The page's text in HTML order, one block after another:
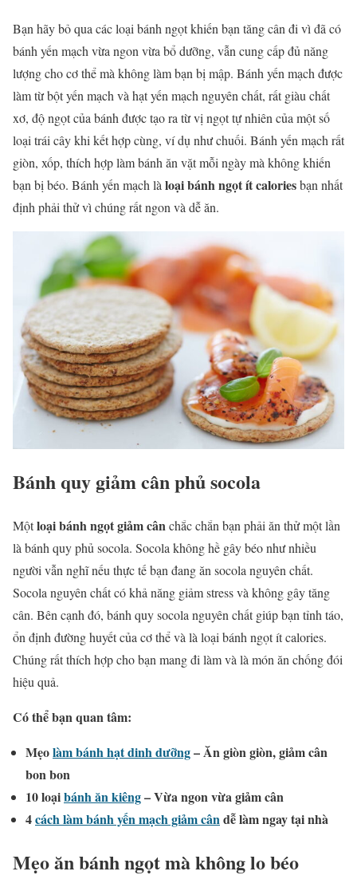
Bạn hãy bỏ qua các loại bánh ngọt khiến bạn tăng cân đi vì đã có
bánh yến mạch vừa ngon vừa bổ dưỡng, vẫn cung cấp đủ năng
lượng cho cơ thể mà không làm bạn bị mập. Bánh yến mạch được
làm từ bột yến mạch và hạt yến mạch nguyên chất, rất giàu chất
xơ, độ ngọt của bánh được tạo ra từ vị ngọt tự nhiên của một số
loại trái cây khi kết hợp cùng, ví dụ như chuối. Bánh yến mạch rất
giòn, xốp, thích hợp làm bánh ăn vặt mỗi ngày mà không khiến
bạn bị béo. Bánh yến mạch là loại bánh ngọt ít caloriesbạn nhất
định phải thử vì chúng rất ngon và dễ ăn.
Bánh quy giảm cân phủ socola
Mộtloại bánh ngọt giảm cân chắc chắn bạn phải ăn thử một lần
là bánh quy phủ socola. Socola không hề gây béo như nhiều
người vẫn nghĩ nếu thực tế bạn đang ăn socola nguyên chất.
Socola nguyên chất có khả năng giảm stress và không gây tăng
cân. Bên cạnh đó, bánh quy socola nguyên chất giúp bạn tỉnh táo,
ổn định đường huyết của cơ thể và là loại bánh ngọt ít calories.
Chúng rất thích hợp cho bạn mang đi làm và là món ăn chống đói
hiệu quả.
Có thể bạn quan tâm:
Mẹolàm bánh hạt dinh dưỡng– Ăn giòn giòn, giảm cân
bon bon
10 loạibánh ăn kiêng– Vừa ngon vừa giảm cân
4cách làm bánh yến mạch giảm cân dễ làm ngay tại nhà
Mẹo ăn bánh ngọt mà không lo béo